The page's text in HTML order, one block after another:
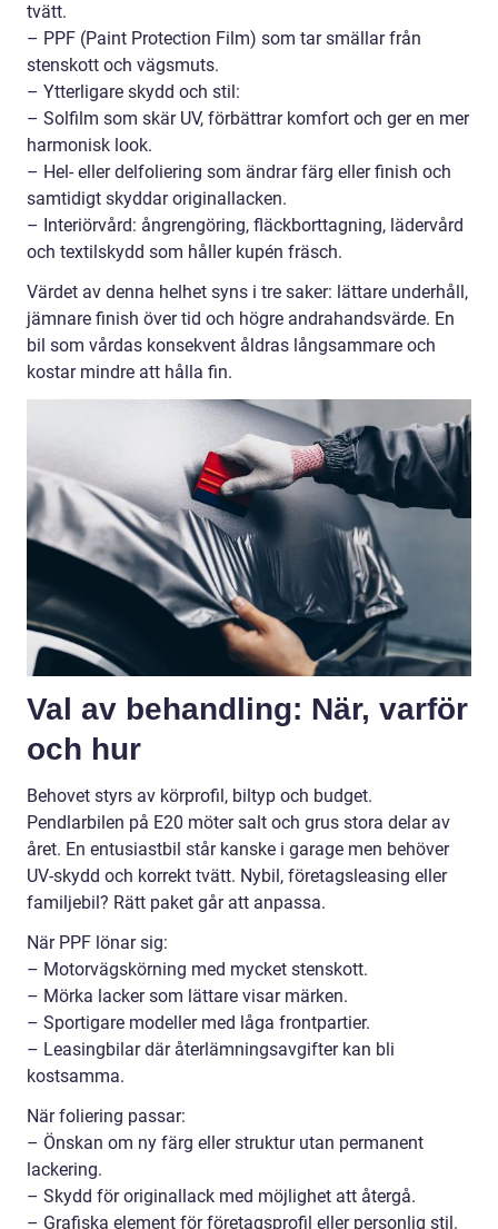
tvätt.
– PPF (Paint Protection Film) som tar smällar från
stenskott och vägsmuts.
– Ytterligare skydd och stil:
– Solfilm som skär UV, förbättrar komfort och ger en mer
harmonisk look.
– Hel- eller delfoliering som ändrar färg eller finish och
samtidigt skyddar originallacken.
– Interiörvård: ångrengöring, fläckborttagning, lädervård
och textilskydd som håller kupén fräsch.
Värdet av denna helhet syns i tre saker: lättare underhåll,
jämnare finish över tid och högre andrahandsvärde. En
bil som vårdas konsekvent åldras långsammare och
kostar mindre att hålla fin.
Val av behandling: När, varför
och hur
Behovet styrs av körprofil, biltyp och budget.
Pendlarbilen på E20 möter salt och grus stora delar av
året. En entusiastbil står kanske i garage men behöver
UV-skydd och korrekt tvätt. Nybil, företagsleasing eller
familjebil? Rätt paket går att anpassa.
När PPF lönar sig:
– Motorvägskörning med mycket stenskott.
– Mörka lacker som lättare visar märken.
– Sportigare modeller med låga frontpartier.
– Leasingbilar där återlämningsavgifter kan bli
kostsamma.
När foliering passar:
– Önskan om ny färg eller struktur utan permanent
lackering.
– Skydd för originallack med möjlighet att återgå.
– Grafiska element för företagsprofil eller personlig stil.